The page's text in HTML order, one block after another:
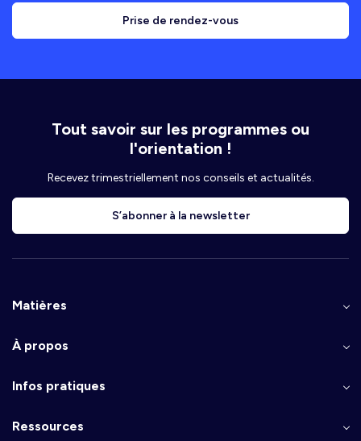
Prise de rendez-vous
Tout savoir sur les programmes ou
l'orientation !
Recevez trimestriellement nos conseils et actualités.
S’abonner à la newsletter
Matières
À propos
Infos pratiques
Ressources